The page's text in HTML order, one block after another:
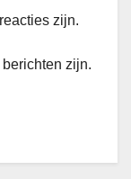
zijn.
zijn.